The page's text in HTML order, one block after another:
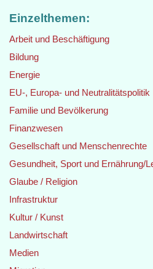
Einzelthemen:
Arbeit und Beschäftigung
Bildung
Energie
EU-, Europa- und Neutralitätspolitik
Familie und Bevölkerung
Finanzwesen
Gesellschaft und Menschenrechte
Gesundheit, Sport und Ernährung/
Glaube / Religion
Infrastruktur
Kultur / Kunst
Landwirtschaft
Medien